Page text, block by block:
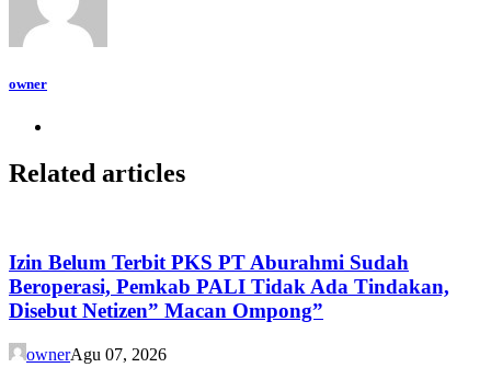
owner
Related articles
Izin Belum Terbit PKS PT Aburahmi Sudah
Beroperasi, Pemkab PALI Tidak Ada Tindakan,
Disebut Netizen” Macan Ompong”
ownerAgu 07, 2026